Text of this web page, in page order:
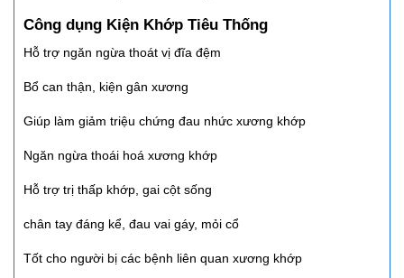
Công dụng Kiện Khớp Tiêu Thống
Hỗ trợ ngăn ngừa thoát vị đĩa đệm
Bổ can thận, kiện gân xương
Giúp làm giảm triệu chứng đau nhức xương khớp
Ngăn ngừa thoái hoá xương khớp
Hỗ trợ trị thấp khớp, gai cột sống
chân tay đáng kể, đau vai gáy, mỏi cổ
Tốt cho người bị các bệnh liên quan xương khớp